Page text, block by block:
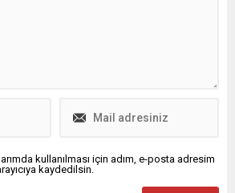
kullanılması için adım, e-posta adresim
kaydedilsin.